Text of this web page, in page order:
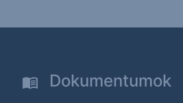
Dokumentumok